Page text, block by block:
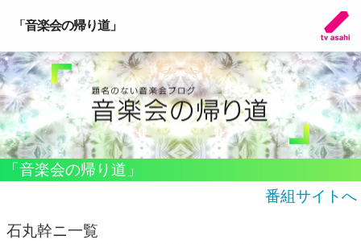
「音楽会の帰り道」
「音楽会の帰り道」
番組サイトへ
石丸幹ニ一覧